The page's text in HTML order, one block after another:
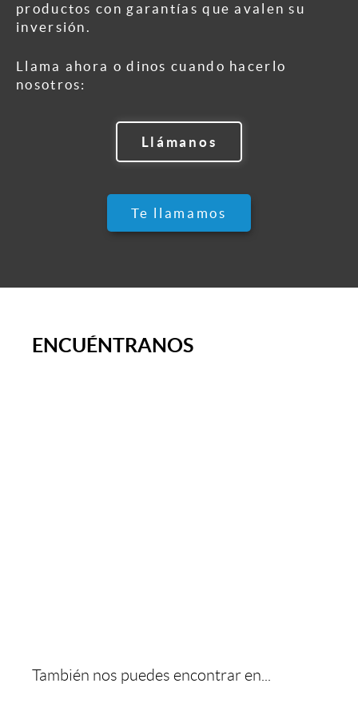
productos con garantías que avalen su
inversión.
Llama ahora o dinos cuando hacerlo
nosotros:
Llámanos
Te llamamos
ENCUÉNTRANOS
También nos puedes encontrar en...